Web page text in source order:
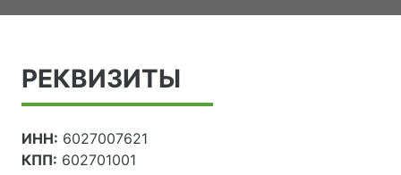
РЕКВИЗИТЫ
ИНН: 6027007621
КПП: 602701001